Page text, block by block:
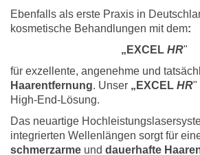
Ebenfalls als erste Praxis in
kosmetische Behandlungen mit dem:
„EXCEL HR"
für exzellente, angenehme und
Haarentfernung. Unser „EXCEL HR"
High-End-Lösung.
Das neuartige
integrierten Wellenlängen sorgt für
schmerzarme und dauerhafte